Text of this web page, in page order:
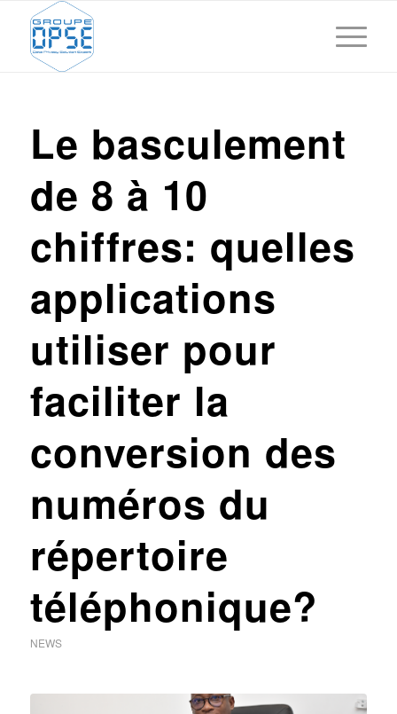
Le basculement
de 8 à 10
chiffres: quelles
applications
utiliser pour
faciliter la
conversion des
numéros du
répertoire
téléphonique?
NEWS